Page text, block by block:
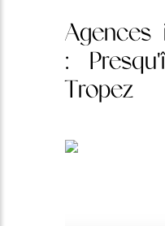
Agences
:
Tropez